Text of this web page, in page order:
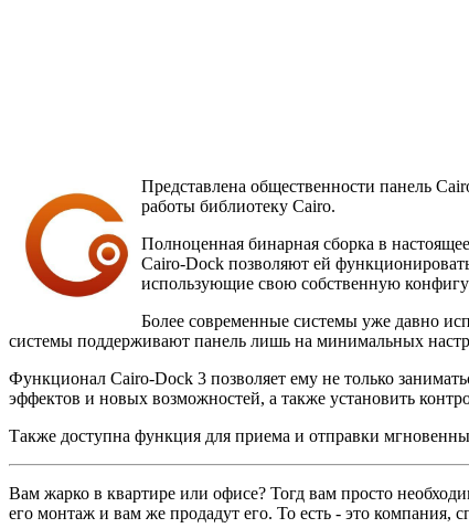
Представлена общественности панель
работы библиотеку Cairo.
Полноценная бинарная сборка в
Cairo-Dock позволяют ей
использующие свою собственную
Более современные системы уже давно
системы поддерживают панель лишь на минимальных
Функционал Cairo-Dock 3 позволяет ему не только
эффектов и новых возможностей, а также установить
Также доступна функция для приема и отправки
Вам жарко в квартире или офисе? Тогд вам просто
его монтаж и вам же продадут его. То есть - это компания,